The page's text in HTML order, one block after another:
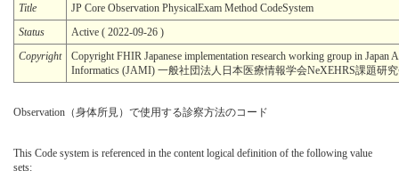
Title
JP Core Observation PhysicalExam Method CodeSystem
Status
Active ( 2022-09-26 )
Copyright
Copyright FHIR Japanese implementation research working group in Japan
Informatics (JAMI) 一般社団法人日本医療情報学会NeXEHRS課題研
Observation（身体所見）で使用する診察方法のコード
This Code system is referenced in the content logical definition of the following value
sets: